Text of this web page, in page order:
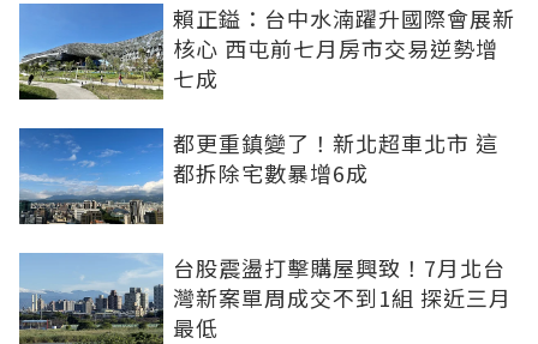
賴正鎰：台中水湳躍升國際會展新
核心 西屯前七月房市交易逆勢增
七成
都更重鎮變了！新北超車北市 這
都拆除宅數暴增6成
台股震盪打擊購屋興致！7月北台
灣新案單周成交不到1組 探近三月
最低